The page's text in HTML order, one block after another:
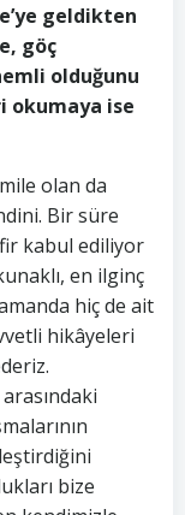
geldikten
göç
olduğunu
okumaya ise
olan da
Bir süre
kabul ediliyor
en ilginç
hiç de ait
hikâyeleri
bize